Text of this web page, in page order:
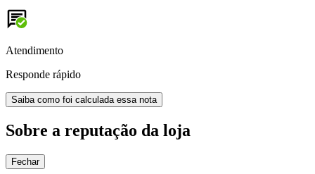
Atendimento
Responde rápido
Saiba como foi calculada essa nota
Sobre a reputação da loja
Fechar